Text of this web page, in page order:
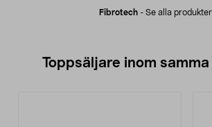
Fibrotech- Se alla produkter
Toppsäljare inom